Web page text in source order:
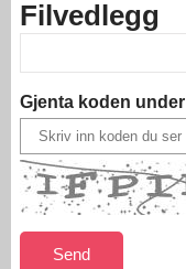
Filvedlegg
Gjenta koden under